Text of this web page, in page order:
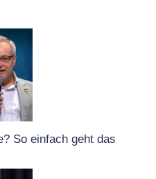
So einfach geht das